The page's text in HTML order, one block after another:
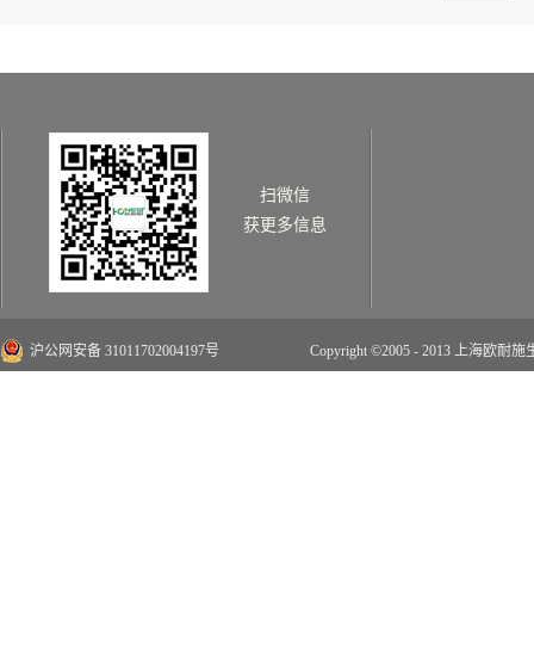
扫微信
获更多信息
沪公网安备 31011702004197号 Copyright ©2005 - 2013 上海欧耐施